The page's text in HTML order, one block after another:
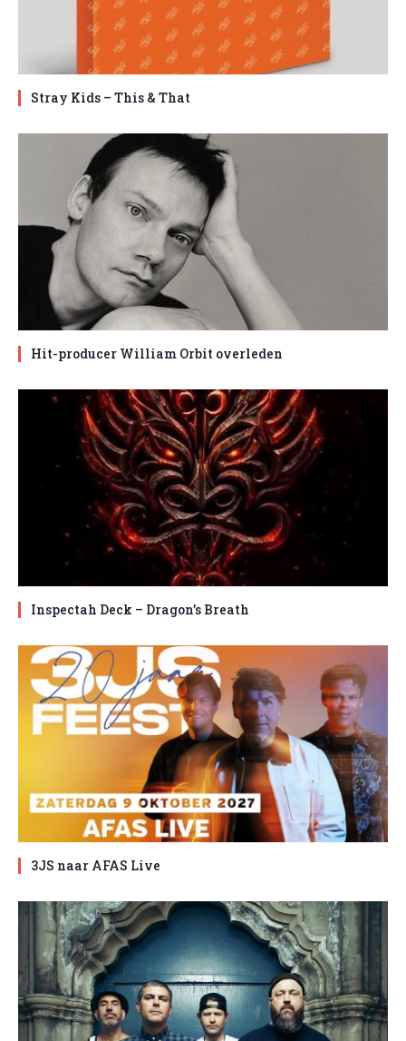
Stray Kids – This & That
Hit-producer William Orbit overleden
Inspectah Deck – Dragon’s Breath
3JS naar AFAS Live